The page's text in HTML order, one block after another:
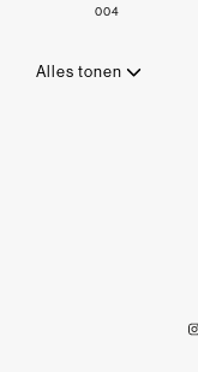
004
Alles tonen